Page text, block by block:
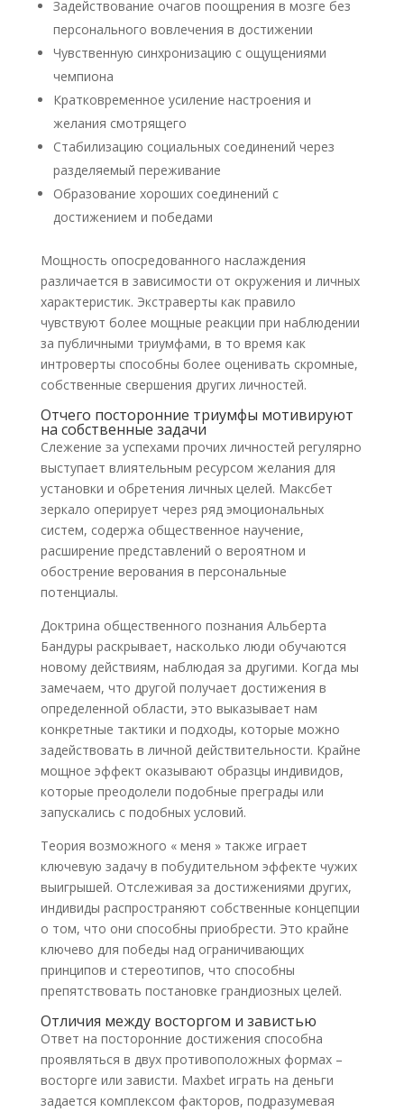
Задействование очагов поощрения в мозге без
персонального вовлечения в достижении
Чувственную синхронизацию с ощущениями
чемпиона
Кратковременное усиление настроения и
желания смотрящего
Стабилизацию социальных соединений через
разделяемый переживание
Образование хороших соединений с
достижением и победами
Мощность опосредованного наслаждения
различается в зависимости от окружения и личных
характеристик. Экстраверты как правило
чувствуют более мощные реакции при наблюдении
за публичными триумфами, в то время как
интроверты способны более оценивать скромные,
собственные свершения других личностей.
Отчего посторонние триумфы мотивируют
на собственные задачи
Слежение за успехами прочих личностей регулярно
выступает влиятельным ресурсом желания для
установки и обретения личных целей. Максбет
зеркало оперирует через ряд эмоциональных
систем, содержа общественное научение,
расширение представлений о вероятном и
обострение верования в персональные
потенциалы.
Доктрина общественного познания Альберта
Бандуры раскрывает, насколько люди обучаются
новому действиям, наблюдая за другими. Когда мы
замечаем, что другой получает достижения в
определенной области, это выказывает нам
конкретные тактики и подходы, которые можно
задействовать в личной действительности. Крайне
мощное эффект оказывают образцы индивидов,
которые преодолели подобные преграды или
запускались с подобных условий.
Теория возможного « меня » также играет
ключевую задачу в побудительном эффекте чужих
выигрышей. Отслеживая за достижениями других,
индивиды распространяют собственные концепции
о том, что они способны приобрести. Это крайне
ключево для победы над ограничивающих
принципов и стереотипов, что способны
препятствовать постановке грандиозных целей.
Отличия между восторгом и завистью
Ответ на посторонние достижения способна
проявляться в двух противоположных формах –
восторге или зависти. Maxbet играть на деньги
задается комплексом факторов, подразумевая